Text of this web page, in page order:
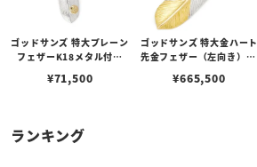
ゴッドサンズ 特大プレーン
フェザーK18メタル付き
¥71,500
ゴッドサンズ 特大金ハート
先金フェザー（左向き）74
¥665,500
ランキング